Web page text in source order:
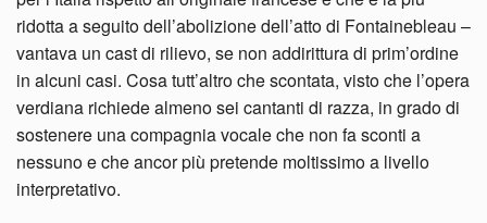
ridotta a seguito dell’abolizione dell’atto di Fontainebleau –
vantava un cast di rilievo, se non addirittura di prim’ordine
in alcuni casi. Cosa tutt’altro che scontata, visto che l’opera
verdiana richiede almeno sei cantanti di razza, in grado di
sostenere una compagnia vocale che non fa sconti a
nessuno e che ancor più pretende moltissimo a livello
interpretativo.